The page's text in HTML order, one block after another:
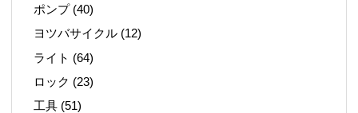
ポンプ(40)
ヨツバサイクル (12)
ライト (64)
ロック (23)
工具 (51)